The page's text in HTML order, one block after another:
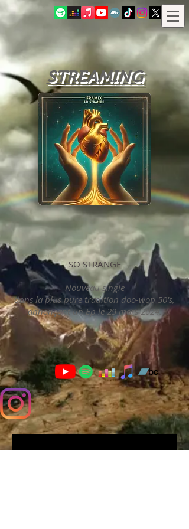
STREAMING
SO STRANGE
Nouveau single
dans la plus pure tradition doo-wop 50's,
annonçant un Ep le 29 mars 2024.